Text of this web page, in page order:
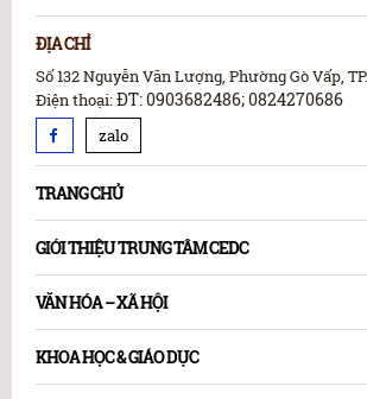
ĐỊA CHỈ
Số 132 Nguyễn Văn Lượng, Phường Gò Vấp,
Điện thoại:ĐT: 0903682486; 0824270686
zalo
TRANG CHỦ
GIỚI THIỆU TRUNG TÂM CEDC
VĂN HÓA – XÃ HỘI
KHOA HỌC & GIÁO DỤC